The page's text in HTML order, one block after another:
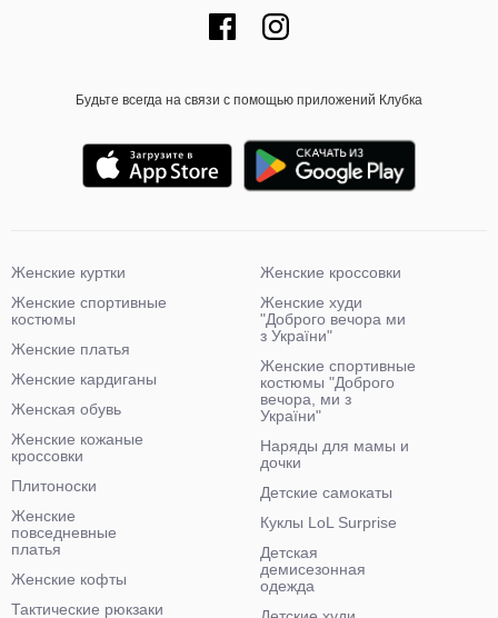
Будьте всегда на связи с помощью приложений Клубка
Женские куртки
Женские спортивные
костюмы
Женские платья
Женские кардиганы
Женская обувь
Женские кожаные
кроссовки
Плитоноски
Женские
повседневные
платья
Женские кофты
Тактические рюкзаки
Женские кроссовки
Женские худи
"Доброго вечора ми
з України"
Женские спортивные
костюмы "Доброго
вечора, ми з
України"
Наряды для мамы и
дочки
Детские самокаты
Куклы LoL Surprise
Детская
демисезонная
одежда